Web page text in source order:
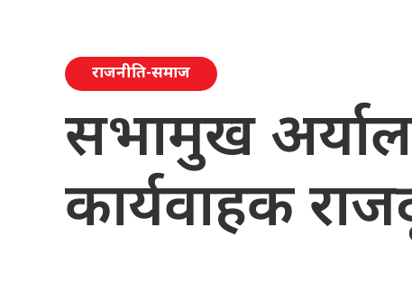
राजनीति-समाज
सभामुख
कार्यवाहक